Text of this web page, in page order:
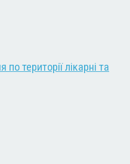
території лікарні та